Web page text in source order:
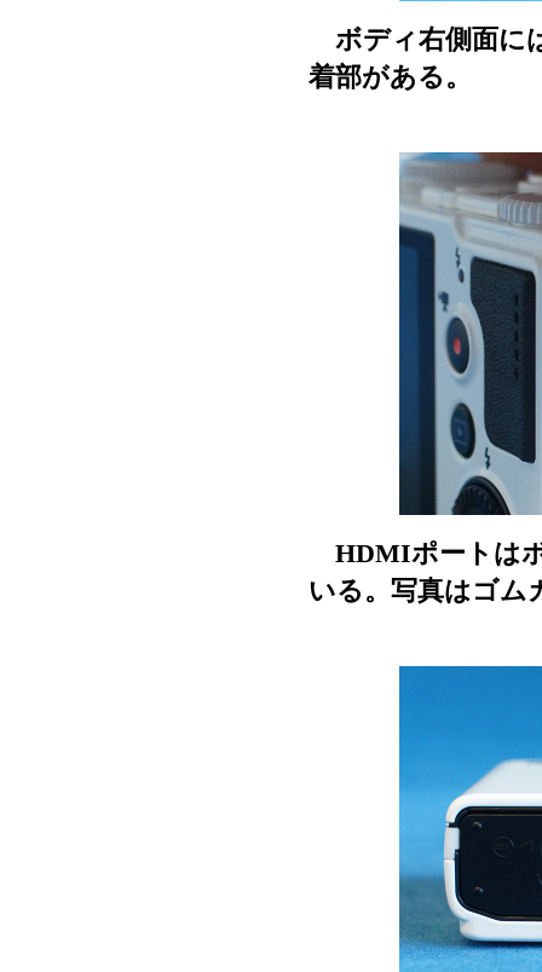
ボディ右側面に
着部がある。
HDMIポートは
いる。写真はゴム